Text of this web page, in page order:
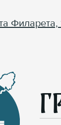
Филарета,